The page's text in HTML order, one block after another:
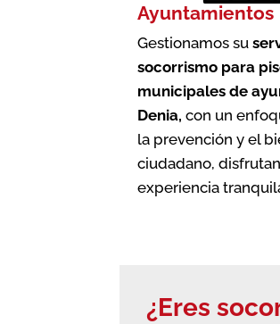
Ayuntamientos
Gestionamos su
socorrismo para
municipales de
Denia, con un
la prevención y el
ciudadano,
experiencia
¿Eres